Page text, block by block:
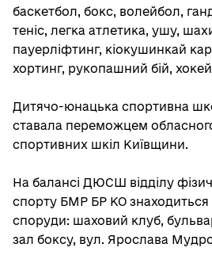
баскетбол, бокс, волейбол,
теніс, легка атлетика, ушу,
пауерліфтинг, кіокушинкай
хортинг, рукопашний бій,
Дитячо-юнацька спортивна
ставала переможцем
спортивних шкіл Київщини.
На балансі ДЮСШ відділу
спорту БМР БР КО знаходиться
споруди: шаховий клуб,
зал боксу, вул. Ярослава